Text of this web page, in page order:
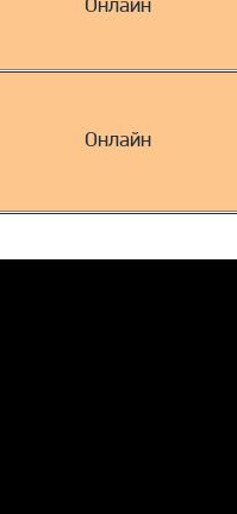
Онлайн
Онлайн